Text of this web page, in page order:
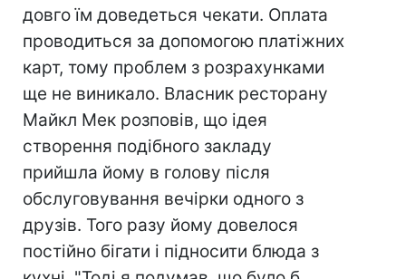
довго їм доведеться чекати. Оплата
проводиться за допомогою платіжних
карт, тому проблем з розрахунками
ще не виникало. Власник ресторану
Майкл Мек розповів, що ідея
створення подібного закладу
прийшла йому в голову після
обслуговування вечірки одного з
друзів. Того разу йому довелося
постійно бігати і підносити блюда з